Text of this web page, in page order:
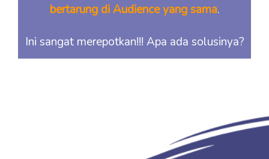
bertarung di Audience yang sama.
Ini sangat merepotkan!!! Apa ada solusinya?